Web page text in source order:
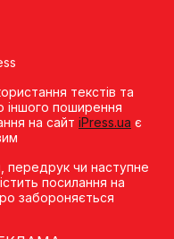
текстів та
іншого поширення
на сайт iPress.ua є
передрук чи наступне
посилання на
забороняється